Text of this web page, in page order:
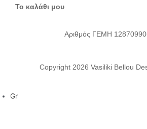
Το καλάθι μου
Αριθμός ΓΕΜΗ
Copyright 2026 Vasiliki Bellou
Gr